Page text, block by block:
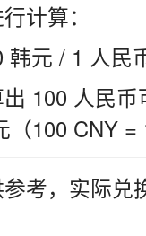
计算：
韩元 / 1 人民
100 人民
（100 CNY =
考，实际